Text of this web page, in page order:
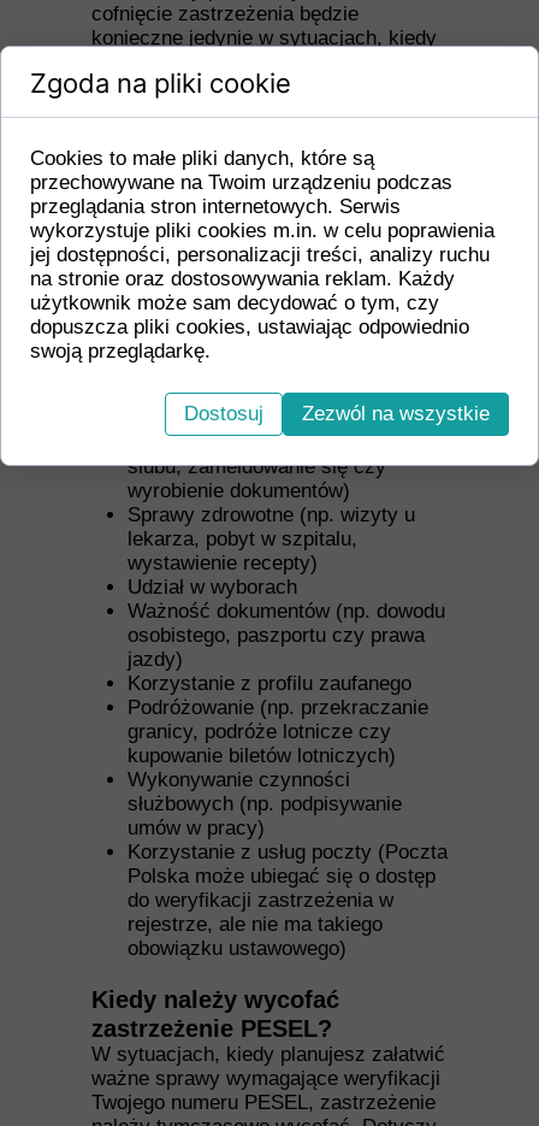
cofnięcie zastrzeżenia będzie
konieczne jedynie w sytuacjach, kiedy
wymagające weryfikacji Twojego
W jakich sytuacjach
zastrzeżenie PESEL nie ma
wpływu na codzienne
czynności?
Zastrzeżenie numeru PESEL chroni
przed finansowymi skutkami kradzieży
danych osobowych, ale nie wpływa na
wiele codziennych i formalnych
sytuacji. Zastrzeżony PESEL nie ma
wpływu na:
Sprawy urzędowe (np. wzięcie
ślubu, zameldowanie się czy
wyrobienie dokumentów)
Sprawy zdrowotne (np. wizyty u
lekarza, pobyt w szpitalu,
wystawienie recepty)
Udział w wyborach
Ważność dokumentów (np. dowodu
osobistego, paszportu czy prawa
jazdy)
Korzystanie z profilu zaufanego
Podróżowanie (np. przekraczanie
granicy, podróże lotnicze czy
kupowanie biletów lotniczych)
Wykonywanie czynności
służbowych (np. podpisywanie
umów w pracy)
Korzystanie z usług poczty (Poczta
Polska może ubiegać się o dostęp
do weryfikacji zastrzeżenia w
rejestrze, ale nie ma takiego
obowiązku ustawowego)
Kiedy należy wycofać
zastrzeżenie PESEL?
W sytuacjach, kiedy planujesz załatwić
ważne sprawy wymagające weryfikacji
Twojego numeru PESEL, zastrzeżenie
Zgoda na pliki cookie
Cookies to małe pliki danych, które są
przechowywane na Twoim urządzeniu podczas
przeglądania stron internetowych. Serwis
wykorzystuje pliki cookies m.in. w celu poprawienia
jej dostępności, personalizacji treści, analizy ruchu
na stronie oraz dostosowywania reklam. Każdy
użytkownik może sam decydować o tym, czy
dopuszcza pliki cookies, ustawiając odpowiednio
swoją przeglądarkę.
Dostosuj Zezwól na wszystkie